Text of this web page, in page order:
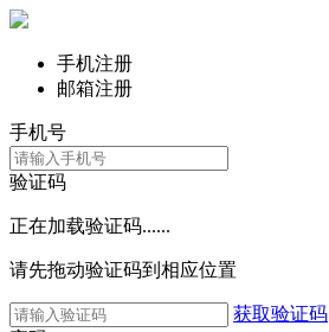
手机注册
邮箱注册
手机号
验证码
正在加载验证码......
请先拖动验证码到相应位置
获取验证码